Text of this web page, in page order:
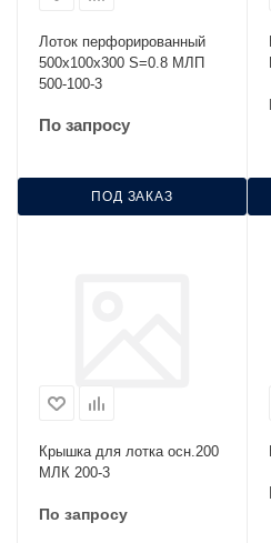
Лоток перфорированный
500х100х300 S=0.8 МЛП
500-100-3
По запросу
ПОД ЗАКАЗ
Крышка для лотка осн.200
МЛК 200-3
По запросу